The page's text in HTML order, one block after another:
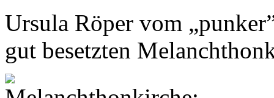
Ursula Röper vom
gut besetzten